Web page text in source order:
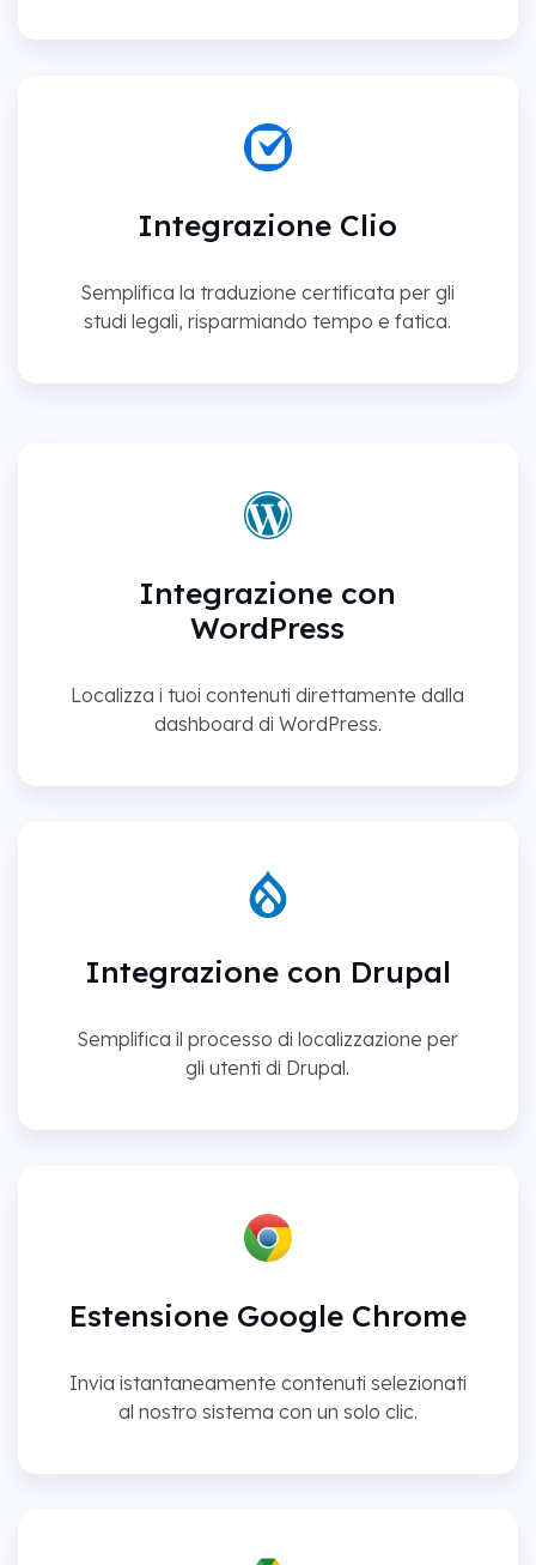
Integrazione Clio
Semplifica la traduzione certificata per gli
studi legali, risparmiando tempo e fatica.
Integrazione con
WordPress
Localizza i tuoi contenuti direttamente dalla
dashboard di WordPress.
Integrazione con Drupal
Semplifica il processo di localizzazione per
gli utenti di Drupal.
Estensione Google Chrome
Invia istantaneamente contenuti selezionati
al nostro sistema con un solo clic.